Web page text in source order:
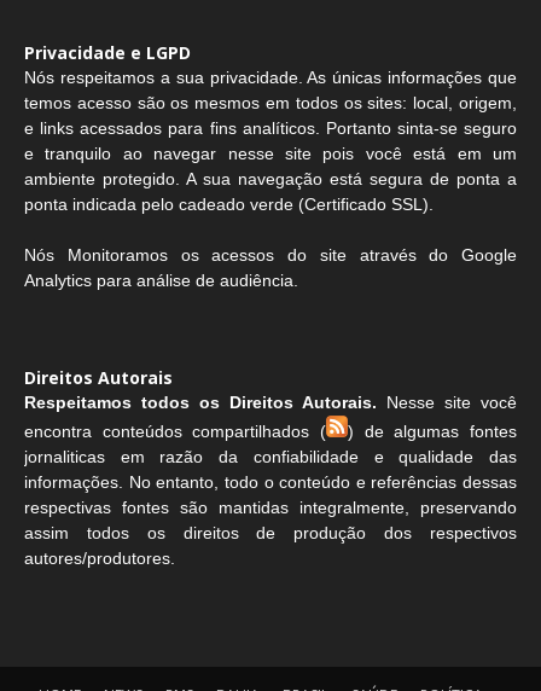
Privacidade e LGPD
Nós respeitamos a sua privacidade. As únicas informações que
temos acesso são os mesmos em todos os sites: local, origem,
e links acessados para fins analíticos. Portanto sinta-se seguro
e tranquilo ao navegar nesse site pois você está em um
ambiente protegido. A sua navegação está segura de ponta a
ponta indicada pelo cadeado verde (Certificado SSL).
Nós Monitoramos os acessos do site através do Google
Analytics para análise de audiência.
Direitos Autorais
Respeitamos todos os Direitos Autorais. Nesse site você
encontra conteúdos compartilhados (
) de algumas fontes
jornaliticas em razão da confiabilidade e qualidade das
informações. No entanto, todo o conteúdo e referências dessas
respectivas fontes são mantidas integralmente, preservando
assim todos os direitos de produção dos respectivos
autores/produtores.